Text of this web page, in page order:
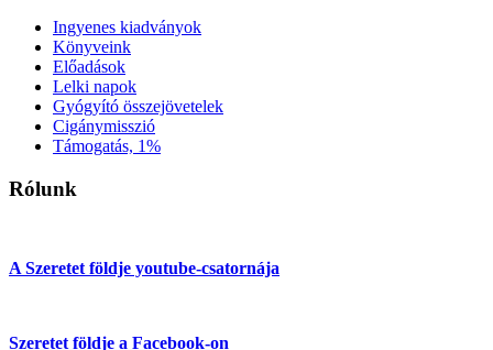
Ingyenes kiadványok
Könyveink
Előadások
Lelki napok
Gyógyító összejövetelek
Cigánymisszió
Támogatás, 1%
Rólunk
A Szeretet földje youtube-csatornája
Szeretet földje a Facebook-on